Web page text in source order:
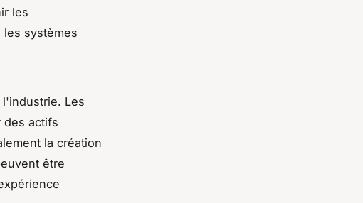
les
les systèmes
Les
des actifs
la création
être